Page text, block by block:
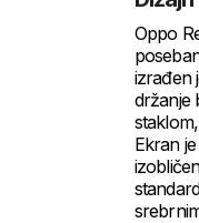
Oppo
izrađen
držanje
Ekran